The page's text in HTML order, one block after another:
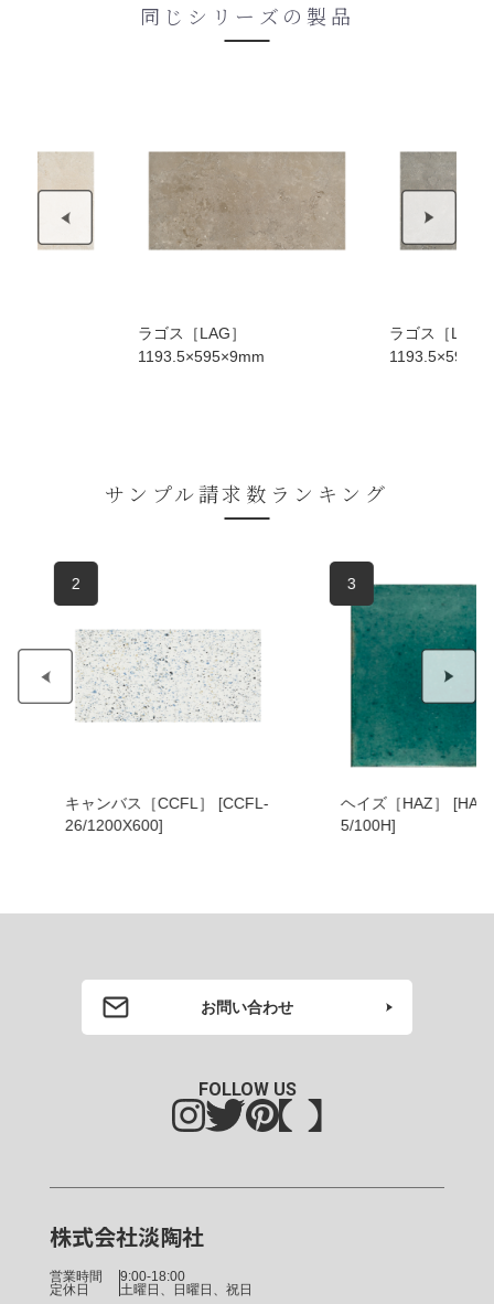
同じシリーズの製品
ラゴス［LAG］
1193.5×595×9mm
ラゴス
サンプル請求数ランキング
ヘイズ［HAZ］ [HAZ-
5/100H]
4
エヴォスト
お問い合わせ
株式会社淡陶社
営業時間
9:00-18:00
定休日
土曜日、日曜日、祝日
FOLLOW US